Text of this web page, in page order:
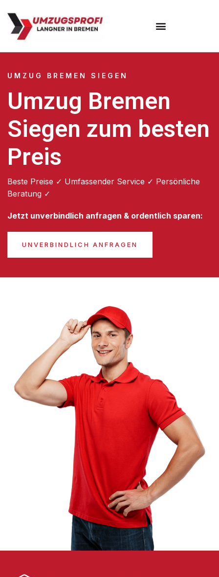
UMZUG BREMEN SIEGEN
Umzug Bremen
Siegen zum besten
Preis
Beste Preise ✓ Umfassender Service ✓ Persönliche
Beratung ✓
Jetzt unverbindlich anfragen & ordentlich sparen:
UNVERBINDLICH ANFRAGEN